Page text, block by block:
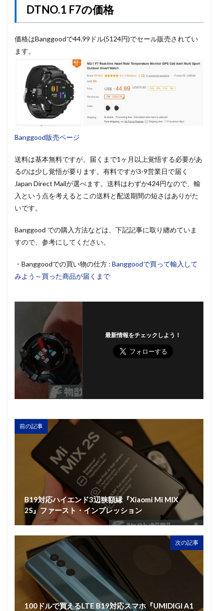
DTNO.1 F7の価格
価格はBanggoodで44.99ドル(5124円)でセール販売されてい
ます。
Banggood販売ページ
送料は基本無料ですが、届くまで1ヶ月以上覚悟する必要があ
るのは少し覚悟が要ります。有料ですが3-9営業日で届く
Japan Direct Mailが選べます。送料はわずか424円なので、輸
入という点を考えるとこの送料と配送期間の短さはありがた
いです。
Banggood での購入方法などは、下記記事に取り纏めていま
すので、参考にしてください。
・Banggoodでの買い物の仕方 : Banggoodで買って輸入して
みよう～買った商品が届くまで
最新情報をチェックしよう！
前の記事
B19対応ハイエンド3辺狭額縁『Xiaomi Mi MIX
2S』ファースト・インプレッション
次の記事
100ドルで買えるLTE B19対応スマホ『UMIDIGI A1